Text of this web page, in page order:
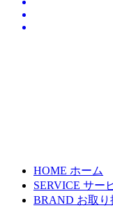
HOME ホーム
SERVICE サー
BRAND お取り